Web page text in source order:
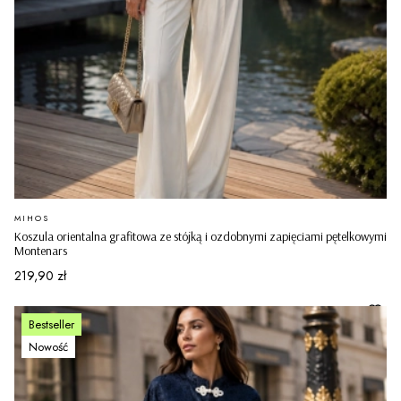
Koszula orientalna grafitowa ze stójką i ozdobnymi zapięciami pętelkowymi
Montenars
PRODUCENT
MIHOS
Cena
219,90 zł
Bestseller
Nowość